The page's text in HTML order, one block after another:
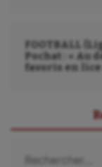
FOOTBALL
Pochat : « Au
favoris en lice